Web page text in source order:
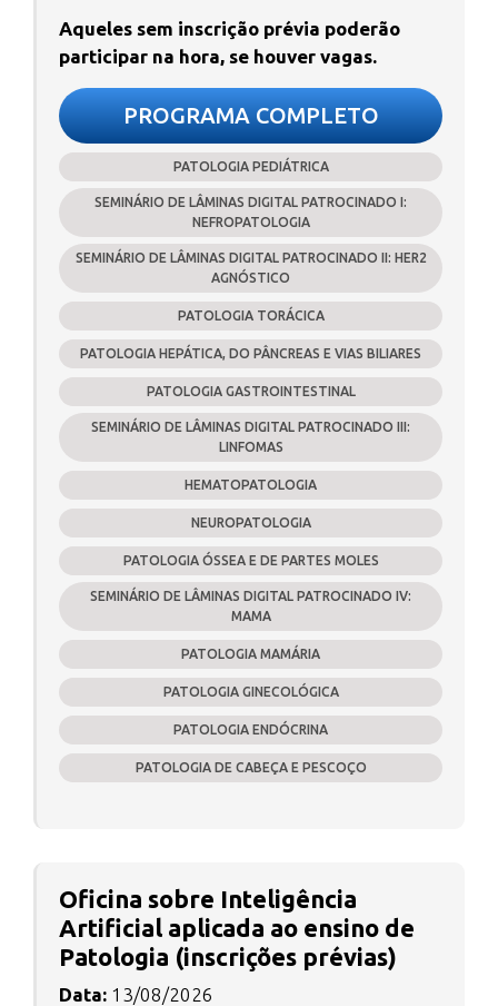
Aqueles sem inscrição prévia poderão
participar na hora, se houver vagas.
PROGRAMA COMPLETO
PATOLOGIA PEDIÁTRICA
SEMINÁRIO DE LÂMINAS DIGITAL PATROCINADO I:
NEFROPATOLOGIA
SEMINÁRIO DE LÂMINAS DIGITAL PATROCINADO II: HER2
AGNÓSTICO
PATOLOGIA TORÁCICA
PATOLOGIA HEPÁTICA, DO PÂNCREAS E VIAS BILIARES
PATOLOGIA GASTROINTESTINAL
SEMINÁRIO DE LÂMINAS DIGITAL PATROCINADO III:
LINFOMAS
HEMATOPATOLOGIA
NEUROPATOLOGIA
PATOLOGIA ÓSSEA E DE PARTES MOLES
SEMINÁRIO DE LÂMINAS DIGITAL PATROCINADO IV:
MAMA
PATOLOGIA MAMÁRIA
PATOLOGIA GINECOLÓGICA
PATOLOGIA ENDÓCRINA
PATOLOGIA DE CABEÇA E PESCOÇO
Oficina sobre Inteligência
Artificial aplicada ao ensino de
Patologia (inscrições prévias)
Data: 13/08/2026